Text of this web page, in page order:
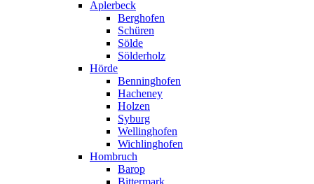
Aplerbeck
Berghofen
Schüren
Sölde
Sölderholz
Hörde
Benninghofen
Hacheney
Holzen
Syburg
Wellinghofen
Wichlinghofen
Hombruch
Barop
Bittermark